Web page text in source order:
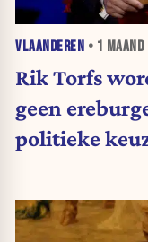
VLAANDEREN • 1 MAAND
Rik Torfs
geen
politieke